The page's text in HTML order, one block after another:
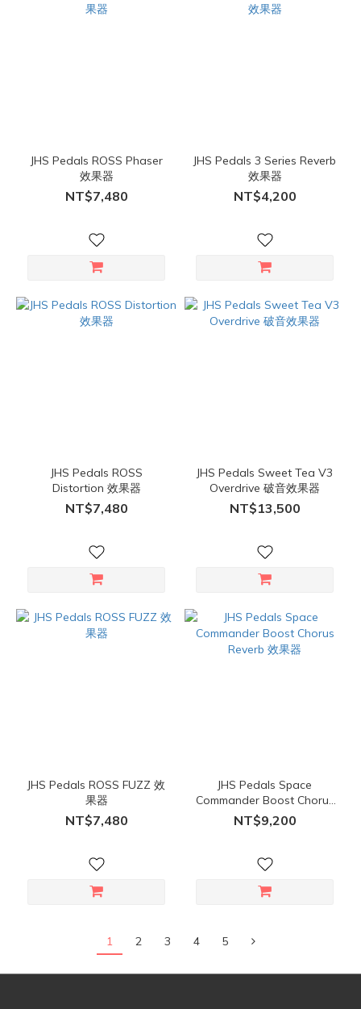
JHS Pedals ROSS Phaser
效果器
NT$7,480
JHS Pedals 3 Series Reverb
效果器
NT$4,200
JHS Pedals ROSS
Distortion 效果器
NT$7,480
JHS Pedals Sweet Tea V3
Overdrive 破音效果器
NT$13,500
JHS Pedals ROSS FUZZ 效
果器
NT$7,480
JHS Pedals Space
Commander Boost Chorus
Reverb 效果器
NT$9,200
1 2 3 4 5